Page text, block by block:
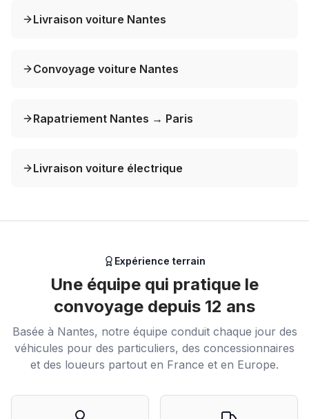
Livraison voiture Nantes
Convoyage voiture Nantes
Rapatriement Nantes → Paris
Livraison voiture électrique
Expérience terrain
Une équipe qui pratique le
convoyage depuis 12 ans
Basée à Nantes, notre équipe conduit chaque jour des
véhicules pour des particuliers, des concessionnaires
et des loueurs partout en France et en Europe.